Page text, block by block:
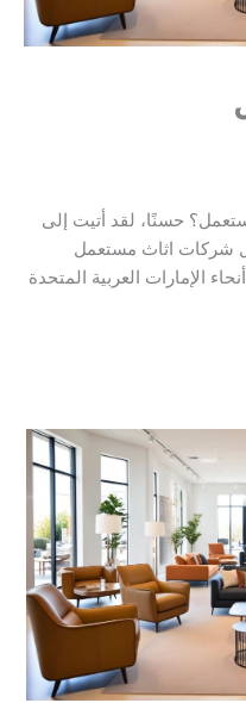
حسنًا، لقد أتيت إلى
شركات اثاث مستعمل
الإمارات العربية المتحدة